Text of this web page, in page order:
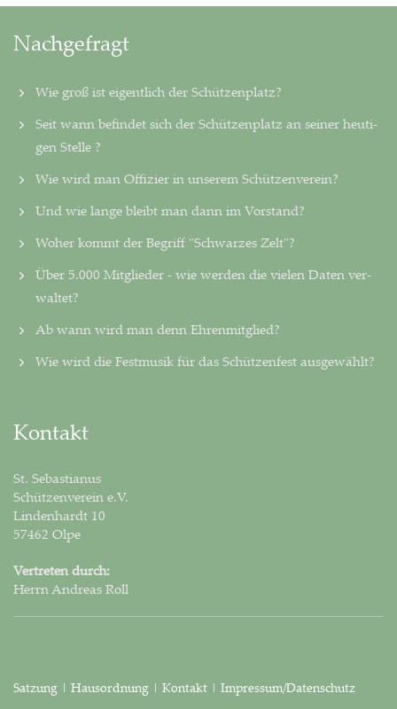
Nachgefragt
Wie groß ist eigentlich der Schützenplatz?
Seit wann befindet sich der Schützenplatz an seiner heu­ti­
gen Stelle ?
Wie wird man Offizier in unserem Schützenverein?
Und wie lange bleibt man dann im Vorstand?
Woher kommt der Begriff "Schwarzes Zelt"?
Über 5.000 Mitglieder - wie werden die vielen Daten ver­
wal­tet?
Ab wann wird man denn Ehrenmitglied?
Wie wird die Festmusik für das Schützenfest ausgewählt?
Kontakt
St. Sebastianus
Schützenverein e.V.
Lindenhardt 10
57462 Olpe
Vertreten durch:
Herrn Andreas Roll
Satzung | Hausordnung | Kontakt | Impressum/Datenschutz